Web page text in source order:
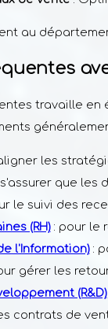
au
travaille en
les
que les
le suivi des
(RH): pour le
l'Information):
gérer les
(R&D)
contrats de